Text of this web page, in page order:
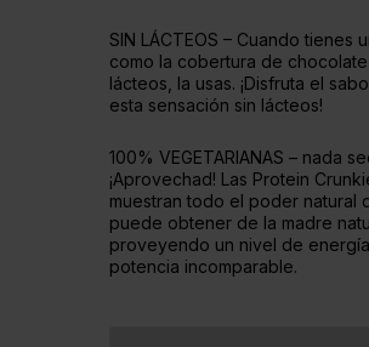
SIN LÁCTEOS – Cuando tienes
como la cobertura de chocolate
lácteos, la usas. ¡Disfruta el
esta sensación sin lácteos!
100% VEGETARIANAS – nada
¡Aprovechad! Las Protein
muestran todo el poder natural
puede obtener de la madre
proveyendo un nivel de
potencia incomparable.